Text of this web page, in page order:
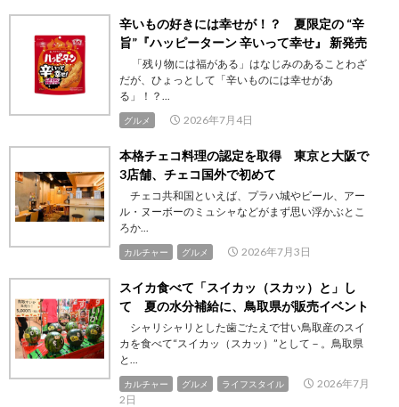
辛いもの好きには幸せが！？ 夏限定の “辛
旨”『ハッピーターン 辛いって幸せ』 新発売
「残り物には福がある」はなじみのあることわざ
だが、ひょっとして「辛いものには幸せがあ
る」！？...
グルメ 2026年7月4日
本格チェコ料理の認定を取得 東京と大阪で
3店舗、チェコ国外で初めて
チェコ共和国といえば、プラハ城やビール、アー
ル・ヌーボーのミュシャなどがまず思い浮かぶとこ
ろか...
カルチャー グルメ 2026年7月3日
スイカ食べて「スイカッ（スカッ）と」し
て 夏の水分補給に、鳥取県が販売イベント
シャリシャリとした歯ごたえで甘い鳥取産のスイ
カを食べて“スイカッ（スカッ）”として－。鳥取県
と...
カルチャー グルメ ライフスタイル
2026年7月
2日